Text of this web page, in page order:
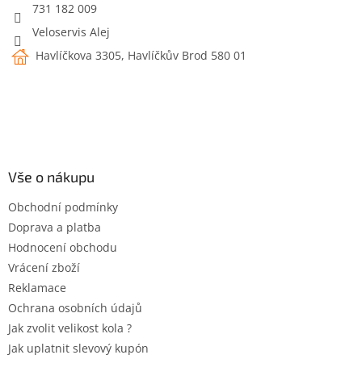
731 182 009
Veloservis Alej
Havlíčkova 3305, Havlíčkův Brod 580 01
Vše o nákupu
Obchodní podmínky
Doprava a platba
Hodnocení obchodu
Vrácení zboží
Reklamace
Ochrana osobních údajů
Jak zvolit velikost kola ?
Jak uplatnit slevový kupón